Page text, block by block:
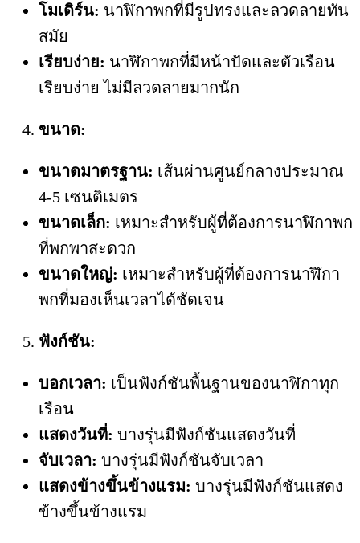
โมเดิร์น: นาฬิกาพกที่มีรูปทรงและลวดลายทัน
สมัย
เรียบง่าย: นาฬิกาพกที่มีหน้าปัดและตัวเรือน
เรียบง่าย ไม่มีลวดลายมากนัก
ขนาด:
ขนาดมาตรฐาน: เส้นผ่านศูนย์กลางประมาณ
4-5 เซนติเมตร
ขนาดเล็ก: เหมาะสำหรับผู้ที่ต้องการนาฬิกาพก
ที่พกพาสะดวก
ขนาดใหญ่: เหมาะสำหรับผู้ที่ต้องการนาฬิกา
พกที่มองเห็นเวลาได้ชัดเจน
ฟังก์ชัน:
บอกเวลา: เป็นฟังก์ชันพื้นฐานของนาฬิกาทุก
เรือน
แสดงวันที่: บางรุ่นมีฟังก์ชันแสดงวันที่
จับเวลา: บางรุ่นมีฟังก์ชันจับเวลา
แสดงข้างขึ้นข้างแรม: บางรุ่นมีฟังก์ชันแสดง
ข้างขึ้นข้างแรม